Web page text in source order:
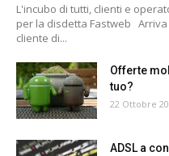
L'incubo di tutti, clienti e
per la disdetta Fastweb
cliente di...
Offerte
tuo?
22 Ottobre
ADSL a